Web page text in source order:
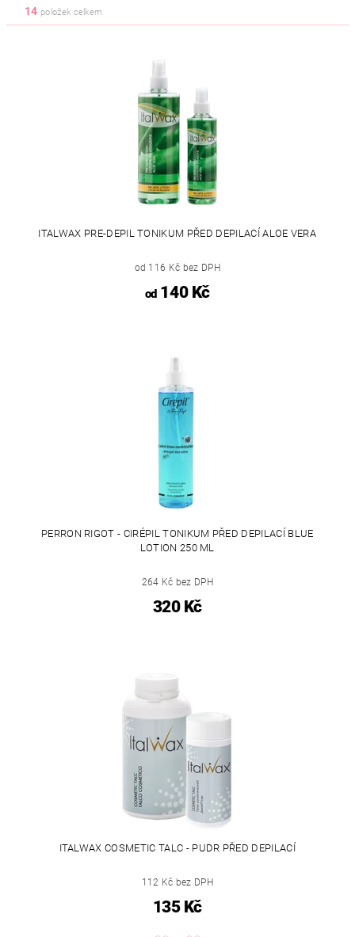
14 položek celkem
ITALWAX PRE-DEPIL TONIKUM PŘED DEPILACÍ ALOE VERA
od 116 Kč bez DPH
od140 Kč
PERRON RIGOT - CIRÉPIL TONIKUM PŘED DEPILACÍ BLUE
LOTION 250 ML
264 Kč bez DPH
320 Kč
ITALWAX COSMETIC TALC - PUDR PŘED DEPILACÍ
112 Kč bez DPH
135 Kč